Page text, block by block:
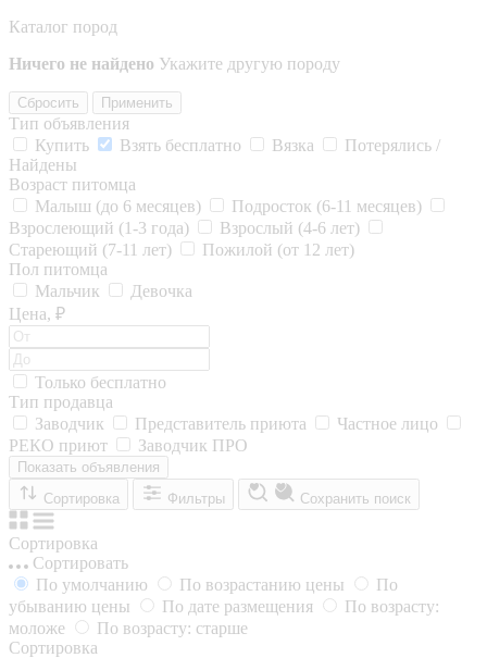
Каталог пород
Ничего не найдено Укажите другую породу
Сбросить Применить
Тип объявления
Купить
Взять бесплатно Вязка
Потерялись /
Найдены
Возраст питомца
Малыш (до 6 месяцев)
Подросток (6-11 месяцев)
Взрослеющий (1-3 года)
Взрослый (4-6 лет)
Стареющий (7-11 лет)
Пожилой (от 12 лет)
Пол питомца
Мальчик
Девочка
Цена, ₽
Только бесплатно
Тип продавца
Заводчик
Представитель приюта
Частное лицо
РЕКО приют
Заводчик ПРО
Показать объявления
Сортировка
Фильтры Сохранить поиск
Сортировка
Сортировать
По умолчанию
По возрастанию цены
По
убыванию цены
По дате размещения
По возрасту:
моложе
По возрасту: старше
Сортировка